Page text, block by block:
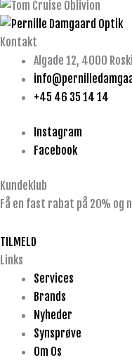
Kontakt
Algade 12, 4000
+45 46 35 14 14
Instagram
Facebook
Kundeklub
Få en fast rabat på 20% og
TILMELD
Links
Services
Brands
Nyheder
Synsprøve
Om Os